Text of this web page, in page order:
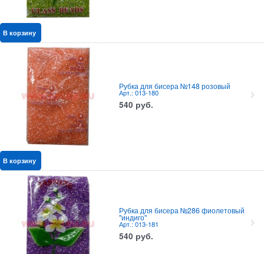
В корзину
Рубка для бисера №148 розовый
Арт.: 013-180
540 руб.
В корзину
Рубка для бисера №286 фиолетовый
"индиго"
Арт.: 013-181
540 руб.